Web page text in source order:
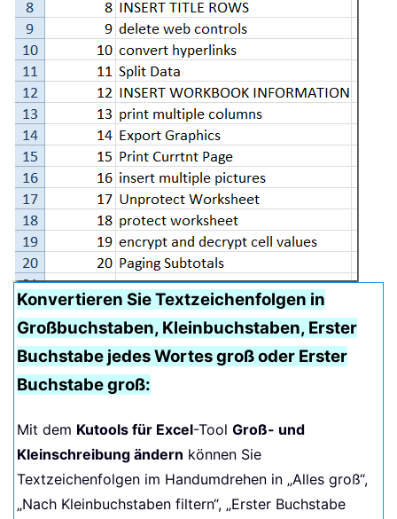
Konvertieren Sie Textzeichenfolgen in
Großbuchstaben, Kleinbuchstaben, Erster
Buchstabe jedes Wortes groß oder Erster
Buchstabe groß:
Mit dem Kutools für Excel-Tool Groß- und
Kleinschreibung ändern können Sie
Textzeichenfolgen im Handumdrehen in „Alles groß“,
„Nach Kleinbuchstaben filtern“, „Erster Buchstabe